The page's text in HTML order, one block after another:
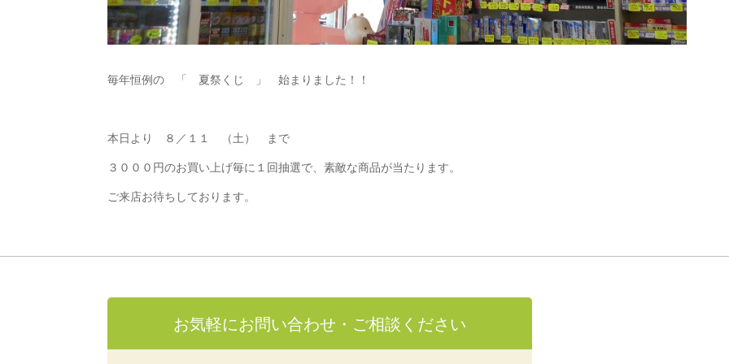
毎年恒例の 「 夏祭くじ 」 始まりました！！
本日より ８／１１ （土） まで
３０００円のお買い上げ毎に１回抽選で、素敵な商品が当たります。
ご来店お待ちしております。
お気軽にお問い合わせ・ご相談ください